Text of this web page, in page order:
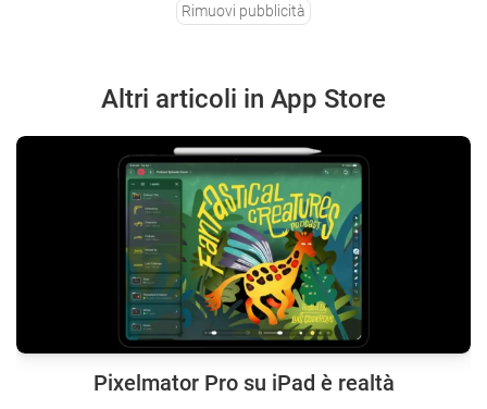
Rimuovi pubblicità
Altri articoli in App Store
Pixelmator Pro su iPad è realtà